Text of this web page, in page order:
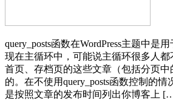
query_posts函数在WordPress主题中是
现在主循环中，可能说主循环很多人都
首页、存档页的这些文章（包括分页中
的。在不使用query_posts函数控制的
是按照文章的发布时间列出你博客上